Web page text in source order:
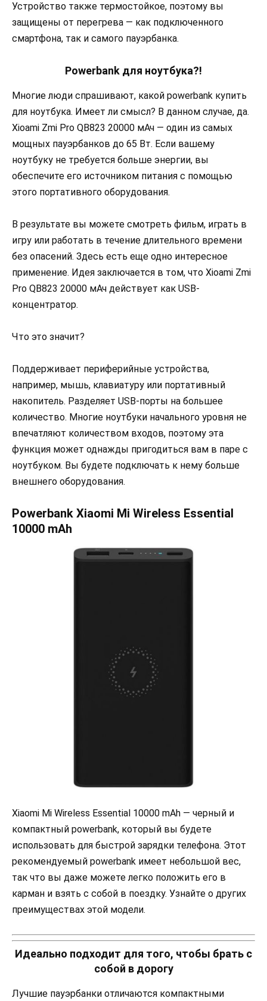
Устройство также термостойкое, поэтому вы
защищены от перегрева — как подключенного
смартфона, так и самого пауэрбанка.
Powerbank для ноутбука?!
Многие люди спрашивают, какой powerbank купить
для ноутбука. Имеет ли смысл? В данном случае, да.
Xioami Zmi Pro QB823 20000 мАч — один из самых
мощных пауэрбанков до 65 Вт. Если вашему
ноутбуку не требуется больше энергии, вы
обеспечите его источником питания с помощью
этого портативного оборудования.
В результате вы можете смотреть фильм, играть в
игру или работать в течение длительного времени
без опасений. Здесь есть еще одно интересное
применение. Идея заключается в том, что Xioami Zmi
Pro QB823 20000 мАч действует как USB-
концентратор.
Что это значит?
Поддерживает периферийные устройства,
например, мышь, клавиатуру или портативный
накопитель. Разделяет USB-порты на большее
количество. Многие ноутбуки начального уровня не
впечатляют количеством входов, поэтому эта
функция может однажды пригодиться вам в паре с
ноутбуком. Вы будете подключать к нему больше
внешнего оборудования.
Powerbank Xiaomi Mi Wireless Essential
10000 mAh
Xiaomi Mi Wireless Essential 10000 mAh — черный и
компактный powerbank, который вы будете
использовать для быстрой зарядки телефона. Этот
рекомендуемый powerbank имеет небольшой вес,
так что вы даже можете легко положить его в
карман и взять с собой в поездку. Узнайте о других
преимуществах этой модели.
Идеально подходит для того, чтобы брать с
собой в дорогу
Лучшие пауэрбанки отличаются компактными